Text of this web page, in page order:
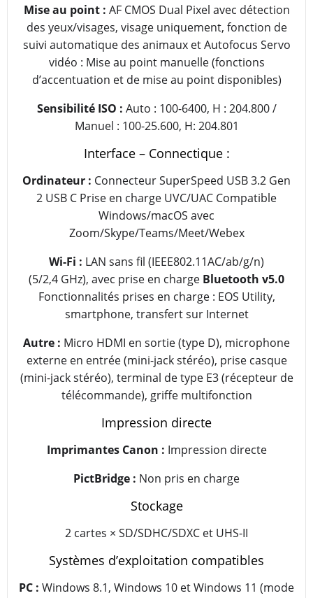
Mise au point : AF CMOS Dual Pixel avec détection
des yeux/visages, visage uniquement, fonction de
suivi automatique des animaux et Autofocus Servo
vidéo : Mise au point manuelle (fonctions
d’accentuation et de mise au point disponibles)
Sensibilité ISO : Auto : 100-6400, H : 204.800 /
Manuel : 100-25.600, H: 204.801
Interface – Connectique :
Ordinateur : Connecteur SuperSpeed USB 3.2 Gen
2 USB C Prise en charge UVC/UAC Compatible
Windows/macOS avec
Zoom/Skype/Teams/Meet/Webex
Wi-Fi : LAN sans fil (IEEE802.11AC/ab/g/n)
(5/2,4 GHz), avec prise en charge Bluetooth v5.0
Fonctionnalités prises en charge : EOS Utility,
smartphone, transfert sur Internet
Autre : Micro HDMI en sortie (type D), microphone
externe en entrée (mini-jack stéréo), prise casque
(mini-jack stéréo), terminal de type E3 (récepteur de
télécommande), griffe multifonction
Impression directe
Imprimantes Canon : Impression directe
PictBridge : Non pris en charge
Stockage
2 cartes × SD/SDHC/SDXC et UHS-II
Systèmes d’exploitation compatibles
PC : Windows 8.1, Windows 10 et Windows 11 (mode